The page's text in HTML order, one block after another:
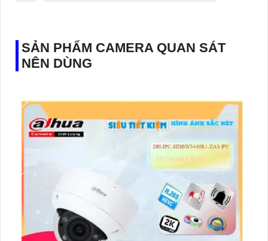
SẢN PHẨM CAMERA QUAN SÁT
NÊN DÙNG